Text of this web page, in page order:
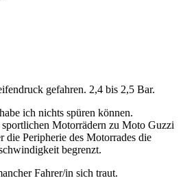
gefahren. 2,4 bis 2,5 Bar.
ich nichts spüren können.
Motorrädern zu Moto Guzzi
die Peripherie des Motorrades die
begrenzt.
Fahrer/in sich traut.